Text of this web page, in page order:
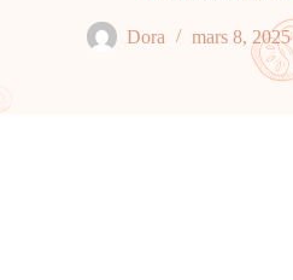
Dora mars 8, 2025